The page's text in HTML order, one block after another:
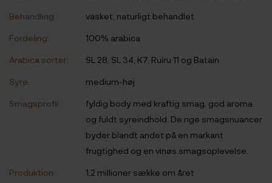
Behandling:
vasket, naturligt behandlet
Fordeling:
100% arabica
Arabica sorter:
SL 28, SL 34, K7, Ruiru 11 og Batain
Syre:
medium-høj
Smagsprofil:
fyldig body med kraftig smag, god aroma
og fuldt syreindhold. De rige smagsnuancer
byder blandt andet på en markant
frugtighed og en vinøs smagsoplevelse.
Produktion:
1,2 millioner sække om året